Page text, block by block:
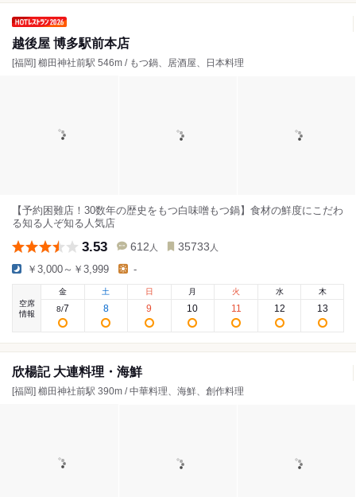
越後屋 博多駅前本店
[福岡] 櫛田神社前駅 546m / もつ鍋、居酒屋、日本料理
【予約困難店！30数年の歴史をもつ白味噌もつ鍋】食材の鮮度にこだわ
る知る人ぞ知る人気店
3.53 612 人 35733 人
￥3,000～￥3,999 -
空席
情報
金
8/7
土
8
日
9
月
10
火
11
水
12
木
13
欣楊記 大連料理・海鮮
[福岡] 櫛田神社前駅 390m / 中華料理、海鮮、創作料理